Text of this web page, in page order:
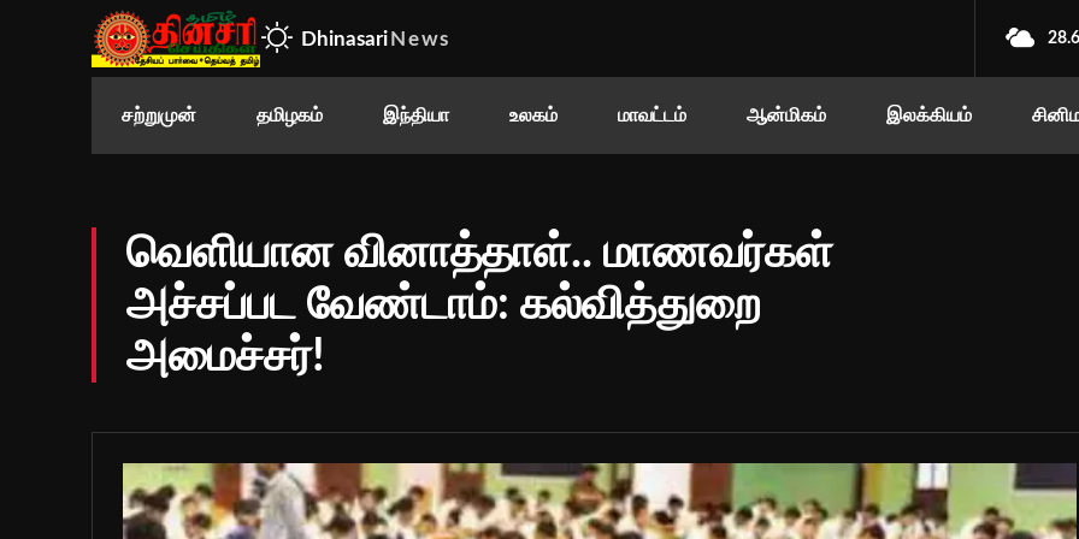
Dhinasari News
சற்றுமுன் தமிழகம் இந்தியா உலகம் மாவட்டம் ஆன்மிகம் இலக்கியம்
வெளியான வினாத்தாள்.. மாணவர்கள்
அச்சப்பட வேண்டாம்: கல்வித்துறை
அமைச்சர்!